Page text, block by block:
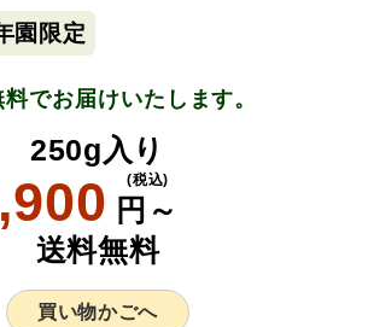
園限定
でお届けいたします。
250g入り
円～
(税込)
送料無料
買い物かごへ